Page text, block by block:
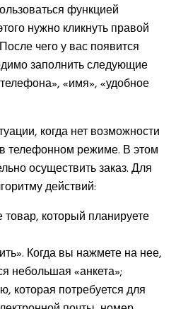
функцией
нужно кликнуть правой
чего у вас появится
заполнить следующие
«имя», «удобное
когда нет возможности
телефонном режиме. В этом
осуществить заказ. Для
действий:
товар, который планируете
Когда вы нажмете на нее,
небольшая «анкета»;
которая потребуется для